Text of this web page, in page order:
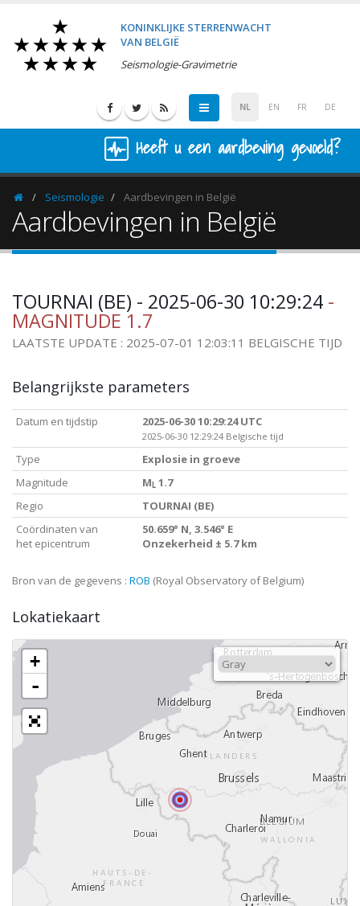
KONINKLIJKE STERRENWACHT
VAN BELGIË
Seismologie-Gravimetrie
NL EN FR DE
Heeft u een aardbeving gevoeld?
HomepageSeismologie Aardbevingen in België
Aardbevingen in België
TOURNAI (BE) - 2025-06-30 10:29:24 -
MAGNITUDE 1.7
LAATSTE UPDATE : 2025-07-01 12:03:11 BELGISCHE TIJD
Belangrijkste parameters
Datum en tijdstip 2025-06-30 10:29:24 UTC
2025-06-30 12:29:24 Belgische tijd
Type
Explosie in groeve
Magnitude
M L 1.7
Regio
TOURNAI (BE)
Coördinaten van
het epicentrum
50.659° N, 3.546° E
Onzekerheid ± 5.7 km
Bron van de gegevens : ROB (Royal Observatory of Belgium)
Lokatiekaart
+
-